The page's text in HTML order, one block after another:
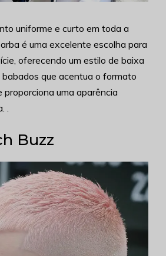
uniforme e curto em toda a
é uma excelente escolha para
oferecendo um estilo de baixa
que acentua o formato
proporciona uma aparência
.
Buzz